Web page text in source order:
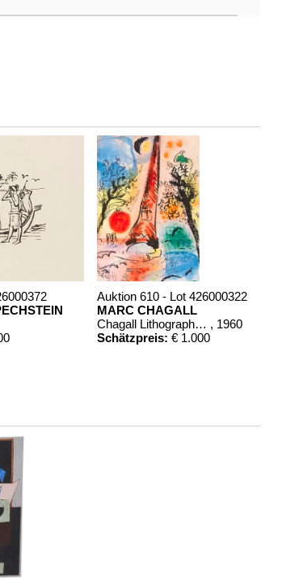
Auktion 610 - Lot 426000322
MARC CHAGALL
Chagall Lithographe. Bde. 1-3 , 1960
Schätzpreis: € 1.000